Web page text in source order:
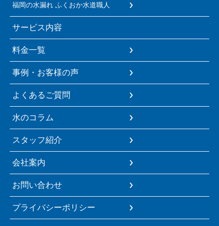
福岡の水漏れ ふくおか水道職人
サービス内容
料金一覧
事例・お客様の声
よくあるご質問
水のコラム
スタッフ紹介
会社案内
お問い合わせ
プライバシーポリシー